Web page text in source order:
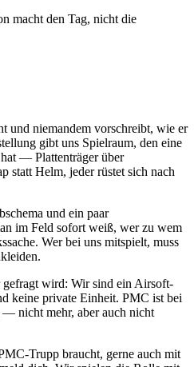
macht den Tag, nicht die
und niemandem vorschreibt, wie er
gibt uns Spielraum, den eine
— Plattenträger über
statt Helm, jeder rüstet sich nach
und ein paar
im Feld sofort weiß, wer zu wem
Wer bei uns mitspielt, muss
wird: Wir sind ein Airsoft-
keine private Einheit. PMC ist bei
nicht mehr, aber auch nicht
Trupp braucht, gerne auch mit